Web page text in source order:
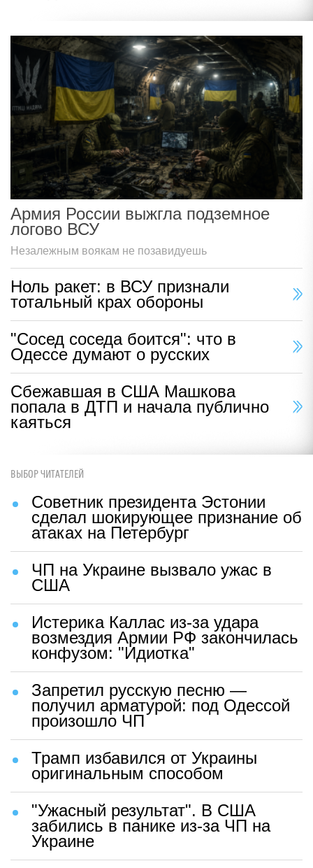
Армия России выжгла подземное
логово ВСУ
Незалежным воякам не позавидуешь
Ноль ракет: в ВСУ признали
тотальный крах обороны
"Сосед соседа боится": что в
Одессе думают о русских
Сбежавшая в США Машкова
попала в ДТП и начала публично
каяться
ВЫБОР ЧИТАТЕЛЕЙ
Советник президента Эстонии
сделал шокирующее признание об
атаках на Петербург
ЧП на Украине вызвало ужас в
США
Истерика Каллас из-за удара
возмездия Армии РФ закончилась
конфузом: "Идиотка"
Запретил русскую песню —
получил арматурой: под Одессой
произошло ЧП
Трамп избавился от Украины
оригинальным способом
"Ужасный результат". В США
забились в панике из-за ЧП на
Украине